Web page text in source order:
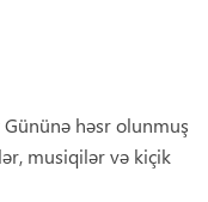
həsr olunmuş
musiqilər və kiçik